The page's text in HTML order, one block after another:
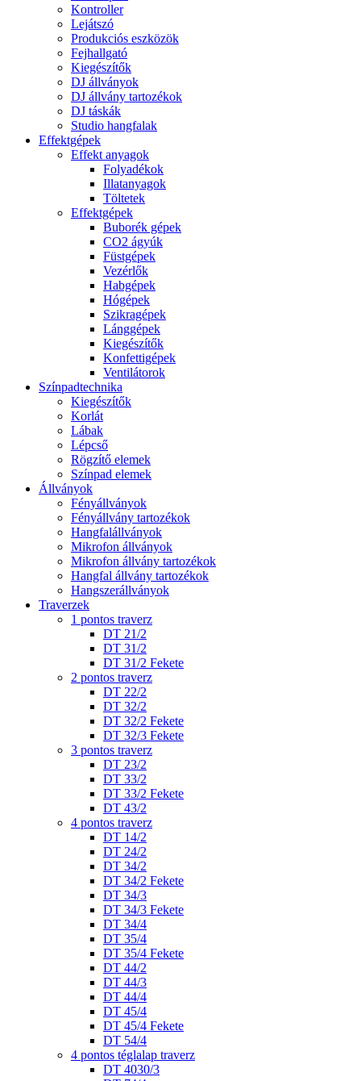
Kontroller
Lejátszó
Produkciós eszközök
Fejhallgató
Kiegészítők
DJ állványok
DJ állvány tartozékok
DJ táskák
Studio hangfalak
Effektgépek
Effekt anyagok
Folyadékok
Illatanyagok
Töltetek
Effektgépek
Buborék gépek
CO2 ágyúk
Füstgépek
Vezérlők
Habgépek
Hógépek
Szikragépek
Lánggépek
Kiegészítők
Konfettigépek
Ventilátorok
Színpadtechnika
Kiegészítők
Korlát
Lábak
Lépcső
Rögzítő elemek
Színpad elemek
Állványok
Fényállványok
Fényállvány tartozékok
Hangfalállványok
Mikrofon állványok
Mikrofon állvány tartozékok
Hangfal állvány tartozékok
Hangszerállványok
Traverzek
1 pontos traverz
DT 21/2
DT 31/2
DT 31/2 Fekete
2 pontos traverz
DT 22/2
DT 32/2
DT 32/2 Fekete
DT 32/3 Fekete
3 pontos traverz
DT 23/2
DT 33/2
DT 33/2 Fekete
DT 43/2
4 pontos traverz
DT 14/2
DT 24/2
DT 34/2
DT 34/2 Fekete
DT 34/3
DT 34/3 Fekete
DT 34/4
DT 35/4
DT 35/4 Fekete
DT 44/2
DT 44/3
DT 44/4
DT 45/4
DT 45/4 Fekete
DT 54/4
4 pontos téglalap traverz
DT 4030/3